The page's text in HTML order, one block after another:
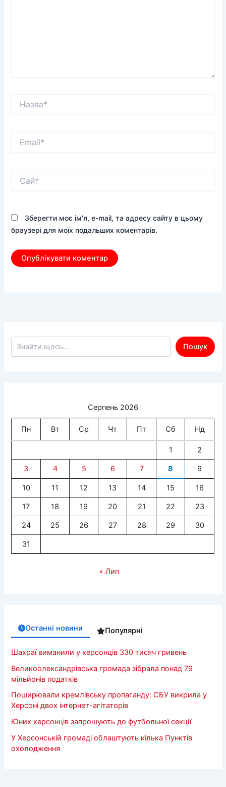
Зберегти моє ім'я, e-mail, та адресу сайту в цьому
браузері для моїх подальших коментарів.
Пошук по сайту
Пошук
Серпень 2026
Пн Вт Ср Чт Пт Сб Нд
1 2
3 4 5 6 7 8 9
10 11 12 13 14 15 16
17 18 19 20 21 22 23
24 25 26 27 28 29 30
31
« Лип
Останні новини Популярні
Шахраї виманили у херсонців 330 тисяч гривень
Великоолександрівська громада зібрала понад 79
мільйонів податків
Поширювали кремлівську пропаганду: СБУ викрила у
Херсоні двох інтернет-агітаторів
Юних херсонців запрошують до футбольної секції
У Херсонській громаді облаштують кілька Пунктів
охолодження